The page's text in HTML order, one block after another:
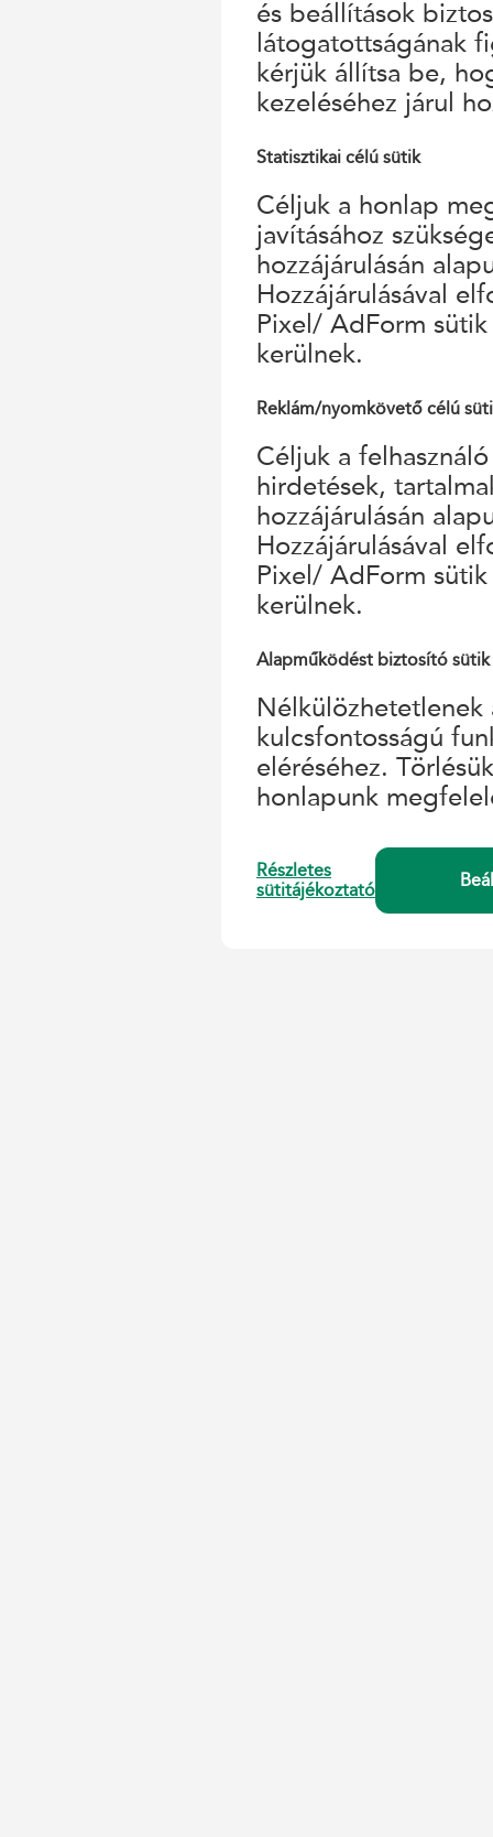
és beállítások
látogatottságának
kérjük állítsa be,
kezeléséhez járul
Statisztikai célú sütik
Céljuk a honlap
javításához
hozzájárulásán
Hozzájárulásával
Pixel/ AdForm
kerülnek.
Reklám/nyomkövető célú
Céljuk a
hirdetések,
hozzájárulásán
Hozzájárulásával
Pixel/ AdForm
kerülnek.
Alapműködést biztosító sütik
kulcsfontosságú
eléréséhez.
honlapunk
Részletes
sütitájékoztató